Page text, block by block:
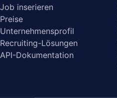
Job inserieren
Preise
Unternehmensprofil
Recruiting-Lösungen
API-Dokumentation